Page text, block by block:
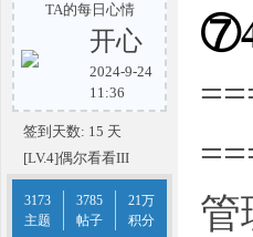
九
TA的每日心情
开心
2024-9-24
11:36
签到天数: 15 天
[LV.4]偶尔看看III
3173
主题
3785
帖子
21万
积分
管